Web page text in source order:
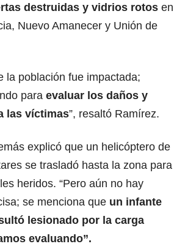
destruidas y vidrios rotos en
Nuevo Amanecer y Unión de
la población fue impactada;
para evaluar los daños y
las víctimas”, resaltó Ramírez.
explicó que un helicóptero de
se trasladó hasta la zona para
heridos. “Pero aún no hay
se menciona que un infante
lesionado por la carga
evaluando”.